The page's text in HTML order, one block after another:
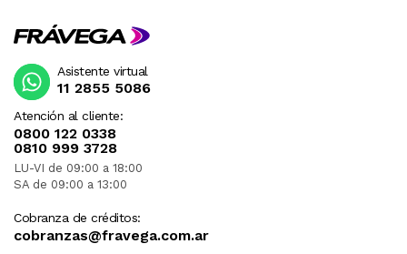
Atención al cliente:
0800 122 0338
0810 999 3728
LU-VI de 09:00 a 18:00
SA de 09:00 a 13:00
Cobranza de créditos:
cobranzas@fravega.com.ar
Asistente virtual
11 2855 5086